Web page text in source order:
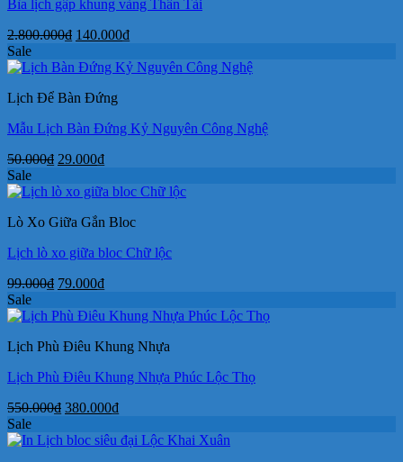
Bìa lịch gập khung vàng Thần Tài
2.800.000₫ Giá
là:
140.000₫Giá
tại
Sale
Lịch Để Bàn Đứng
Mẫu Lịch Bàn Đứng Kỷ Nguyên Công Nghệ
50.000₫ Giá
là:
29.000₫Giá
tại
29.000₫.
Sale
Lò Xo Giữa Gắn Bloc
Lịch lò xo giữa bloc Chữ lộc
99.000₫ Giá
là:
79.000₫Giá
tại
79.000₫.
Sale
Lịch Phù Điêu Khung Nhựa
Lịch Phù Điêu Khung Nhựa Phúc Lộc Thọ
550.000₫ Giá
là:
380.000₫Giá
tại
Sale